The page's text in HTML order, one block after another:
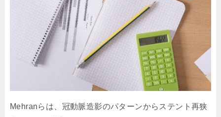
Mehranらは、冠動脈造影のパターンからステント再狭